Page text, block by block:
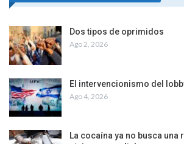
Dos tipos de oprimidos
Ago 2, 2026
El intervencionismo del
Ago 4, 2026
La cocaína ya no busca una